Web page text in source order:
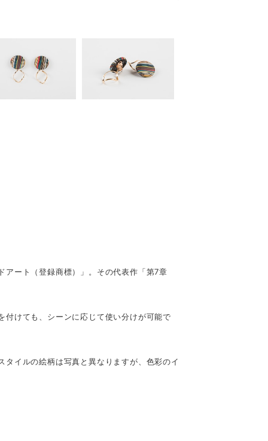
アート（登録商標）」。その代表作「第7章
付けても、シーンに応じて使い分けが可能で
イルの絵柄は写真と異なりますが、色彩のイ